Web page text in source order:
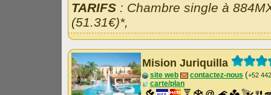
TARIFS : Chambre single à
(51.31€)*,
Mision Juriquilla
site web contactez-nous (+52
carte/plan